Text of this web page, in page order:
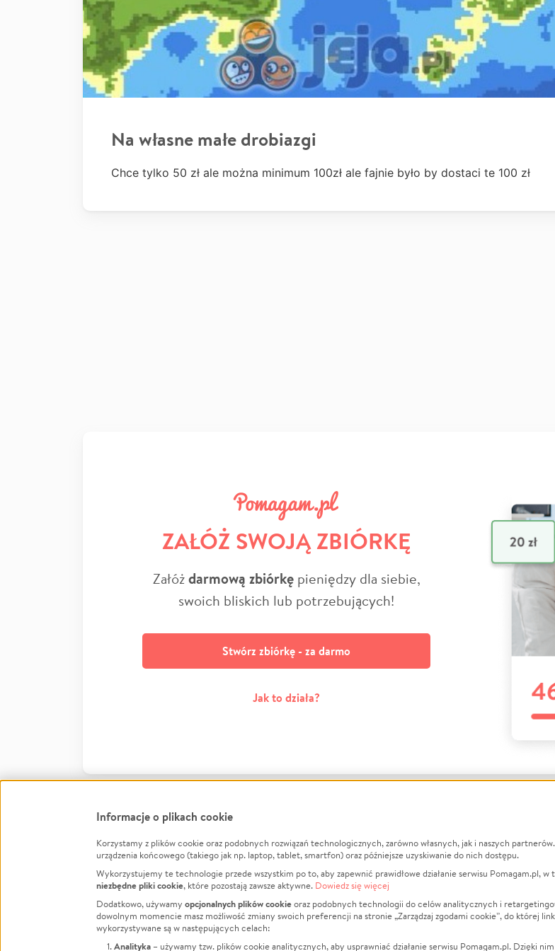
Na własne małe drobiazgi
Chce tylko 50 zł ale można minimum 100zł ale fajnie było by dostaci te 100 zł
ZAŁÓŻ SWOJĄ ZBIÓRKĘ
Załóżdarmową zbiórkępieniędzy dla siebie,
swoich bliskich lub potrzebujących!
Stwórz zbiórkę - za darmo
Jak to działa?
FacebookTwitter Instagram
LinkedInTikTok Youtube
Informacje
Jak to działa?
Regulamin
Polityka Prywatności
O nas
Opinie
Raporty
Za darmo
Informacje o plikach cookie
Korzystamy z plików cookie oraz podobnych rozwiązań technologicznych, zarówno własnych, jak i naszych
urządzenia końcowego (takiego jak np. laptop, tablet, smartfon) oraz późniejsze uzyskiwanie do nich dostępu.
Wykorzystujemy te technologie przede wszystkim po to, aby zapewnić prawidłowe działanie serwisu Pomagam.pl,
niezbędne pliki cookie, które pozostają zawsze aktywne. Dowiedz się więcej
Dodatkowo, używamy opcjonalnych plików cookieoraz podobnych technologii do celów analitycznych i
dowolnym momencie masz możliwość zmiany swoich preferencji na stronie „Zarządzaj zgodami cookie”, do której
wykorzystywane są w następujących celach:
Analityka – używamy tzw. plików cookie analitycznych, aby usprawniać działanie serwisu Pomagam.pl. Dzięki